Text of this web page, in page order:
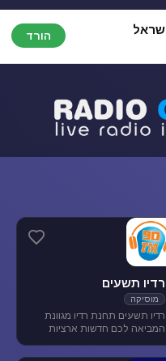
הורד
רדיו תשעים
מוסיקה
רדיו תשעים תחנת רדיו מגוונת
המביאה לכם חדשות ארציות
ופנאי וכמובן מוסיקה מגוונת